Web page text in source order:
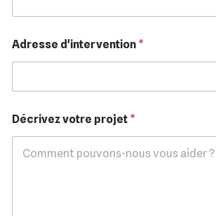
Adresse d'intervention *
Décrivez votre projet *